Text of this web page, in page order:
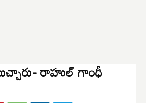
రాహుల్ గాంధీ